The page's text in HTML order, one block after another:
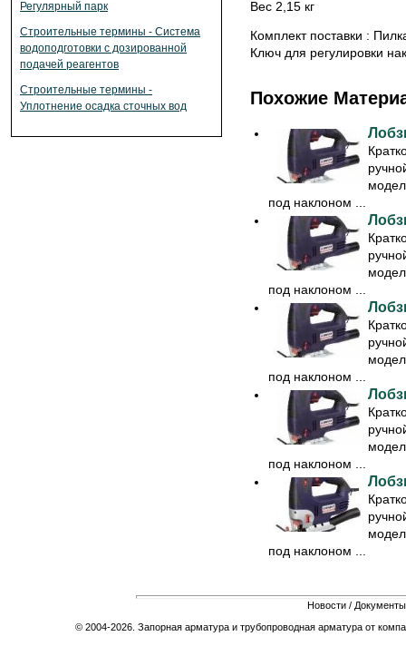
Регулярный парк
Строительные термины - Система
водоподготовки с дозированной
подачей реагентов
Строительные термины -
Уплотнение осадка сточных вод
Вес 2,15 кг
Комплект поставки :
Ключ для регулировки
Похожие
под наклоном ...
под наклоном ...
под наклоном ...
под наклоном ...
под наклоном ...
Новости / Документы
© 2004-2026. Запорная арматура и трубопроводная арматура от